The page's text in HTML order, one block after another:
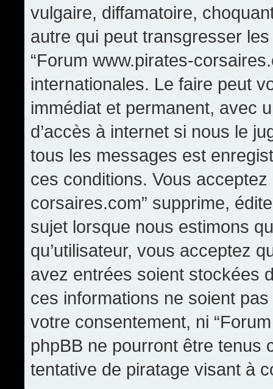
vulgaire, diffamatoire,
autre qui peut transgresser
“Forum www.pirates-
internationales. Le faire peut
immédiat et permanent, avec
d’accès à internet si nous le
tous les messages est
ces conditions. Vous
corsaires.com” supprime,
sujet lorsque nous estimons
qu’utilisateur, vous acceptez
avez entrées soient stockées
ces informations ne soient
votre consentement, ni
phpBB ne pourront être tenus
tentative de piratage visant à